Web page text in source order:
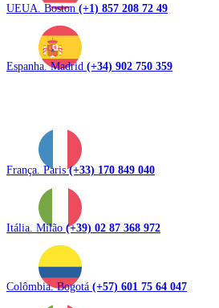
UEUA. Boston(+1) 857 208 72 49
Espanha. Madrid (+34) 902 750 359
França. Paris(+33) 170 849 040
Itália. Milão (+39) 02 87 368 972
Colômbia. Bogotá (+57) 601 75 64 047